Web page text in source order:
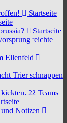
Startseite
Startseite
reichte
Ellenfeld
Trier schnappen
22 Teams
Notizen